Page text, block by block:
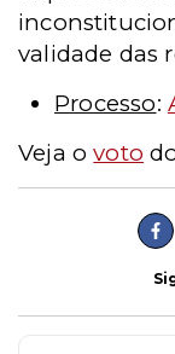
validade das
Processo:
Veja ovoto